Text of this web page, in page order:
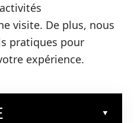
visite. De plus, nous
pratiques pour
expérience.